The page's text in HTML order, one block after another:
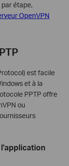
étape,
OpenVPN
est facile
et à la
PPTP offre
ou
l'application